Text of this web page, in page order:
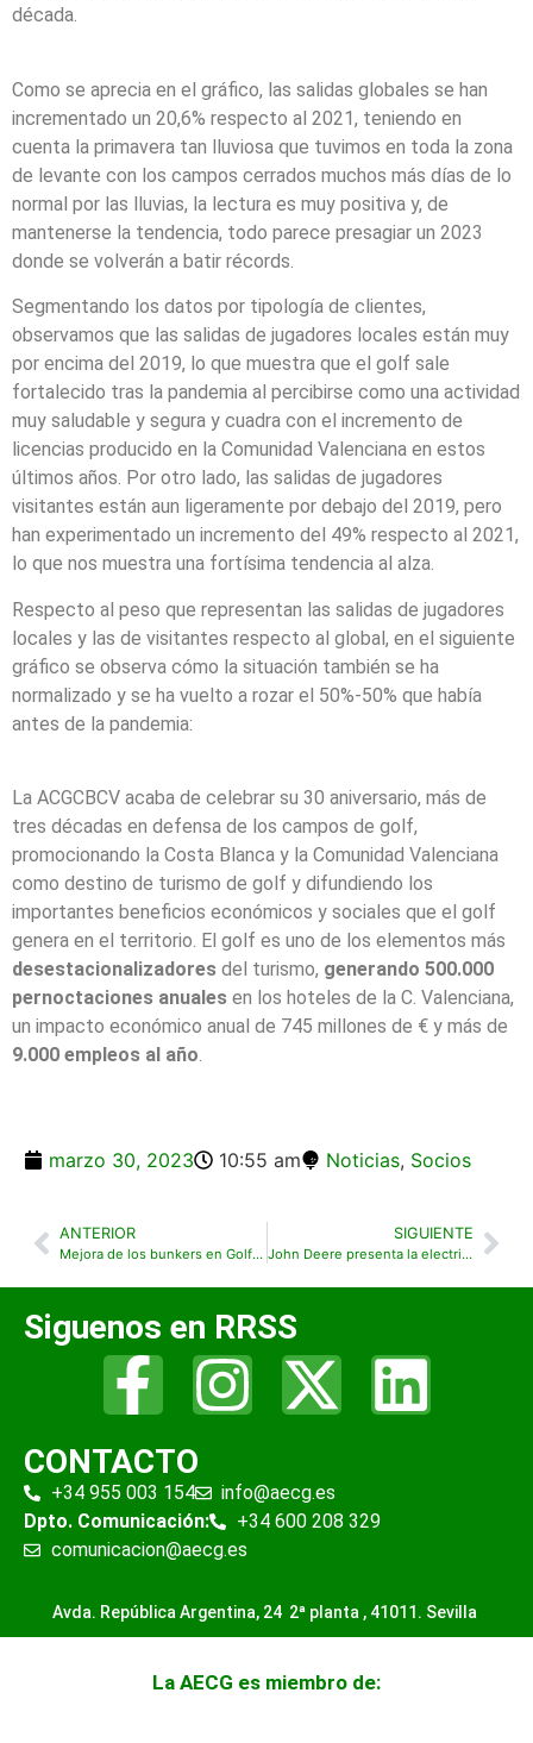
década.
Como se aprecia en el gráfico, las salidas globales se han
incrementado un 20,6% respecto al 2021, teniendo en
cuenta la primavera tan lluviosa que tuvimos en toda la zona
de levante con los campos cerrados muchos más días de lo
normal por las lluvias, la lectura es muy positiva y, de
mantenerse la tendencia, todo parece presagiar un 2023
donde se volverán a batir récords.
Segmentando los datos por tipología de clientes,
observamos que las salidas de jugadores locales están muy
por encima del 2019, lo que muestra que el golf sale
fortalecido tras la pandemia al percibirse como una actividad
muy saludable y segura y cuadra con el incremento de
licencias producido en la Comunidad Valenciana en estos
últimos años. Por otro lado, las salidas de jugadores
visitantes están aun ligeramente por debajo del 2019, pero
han experimentado un incremento del 49% respecto al 2021,
lo que nos muestra una fortísima tendencia al alza.
Respecto al peso que representan las salidas de jugadores
locales y las de visitantes respecto al global, en el siguiente
gráfico se observa cómo la situación también se ha
normalizado y se ha vuelto a rozar el 50%-50% que había
antes de la pandemia:
La ACGCBCV acaba de celebrar su 30 aniversario, más de
tres décadas en defensa de los campos de golf,
promocionando la Costa Blanca y la Comunidad Valenciana
como destino de turismo de golf y difundiendo los
importantes beneficios económicos y sociales que el golf
genera en el territorio. El golf es uno de los elementos más
desestacionalizadores del turismo, generando 500.000
pernoctaciones anuales en los hoteles de la C. Valenciana,
un impacto económico anual de 745 millones de € y más de
9.000 empleos al año.
marzo 30, 2023 10:55 am Noticias, Socios
ANTERIOR
Mejora de los bunkers en Golf Son Quint
SIGUIENTE
John Deere presenta la electrificación y la conectividad para equipos de golf
Siguenos en RRSS
CONTACTO
+34 955 003 154
info@aecg.es
Dpto. Comunicación:
+34 600 208 329
comunicacion@aecg.es
Avda. República Argentina, 24 2ª planta , 41011. Sevilla
La AECG es miembro de: